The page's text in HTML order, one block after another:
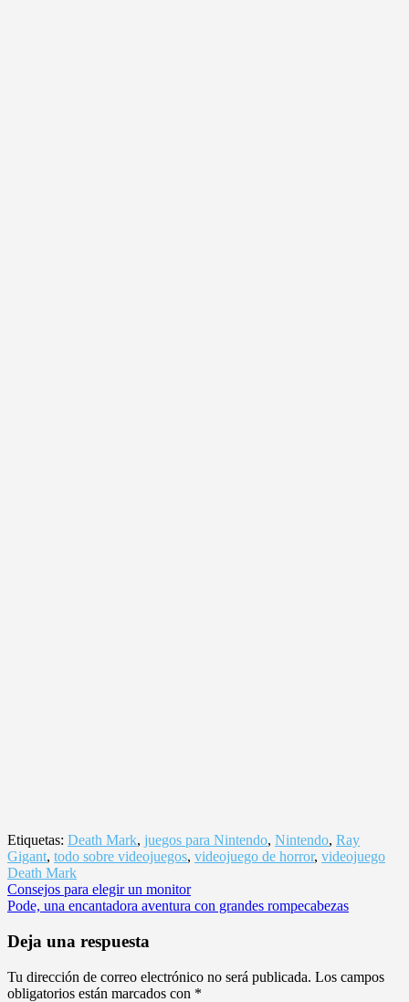
Etiquetas: Death Mark, juegos para Nintendo, Nintendo, Ray
Gigant, todo sobre videojuegos, videojuego de horror, videojuego
Death Mark
Navegación
de
entradas
Consejos para elegir un monitor
Pode, una encantadora aventura con grandes rompecabezas
Deja una respuesta
Tu dirección de correo electrónico no será publicada. Los campos
obligatorios están marcados con *